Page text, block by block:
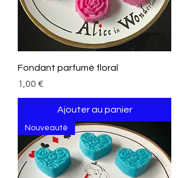
Fondant parfumé floral
Prix
1,00 €
Ajouter au panier
Nouveauté